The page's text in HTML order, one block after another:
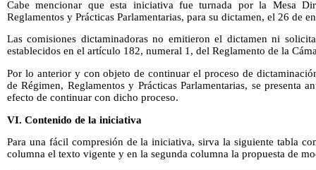
Cabe mencionar que esta iniciativa fue turnada por la Mesa
Reglamentos y Prácticas Parlamentarias, para su dictamen, el 26 de
Las comisiones dictaminadoras no emitieron el dictamen ni
establecidos en el artículo 182, numeral 1, del Reglamento de la
Por lo anterior y con objeto de continuar el proceso de
de Régimen, Reglamentos y Prácticas Parlamentarias, se presenta
efecto de continuar con dicho proceso.
VI. Contenido de la iniciativa
Para una fácil compresión de la iniciativa, sirva la siguiente tabla
columna el texto vigente y en la segunda columna la propuesta de